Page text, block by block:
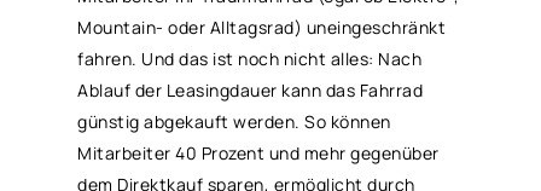
Mountain- oder Alltagsrad) uneingeschränkt
fahren. Und das ist noch nicht alles: Nach
Ablauf der Leasingdauer kann das Fahrrad
günstig abgekauft werden. So können
Mitarbeiter 40 Prozent und mehr gegenüber
dem Direktkauf sparen, ermöglicht durch